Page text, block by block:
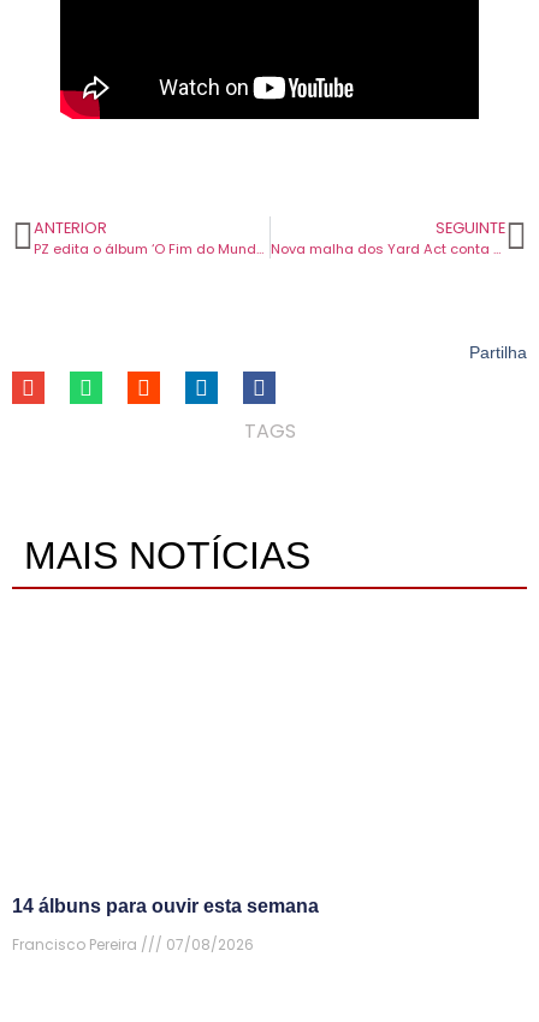
ANTERIOR
PZ edita o álbum ‘O Fim do Mundo em Cuecas’ e marca concertos de apresentação.
SEGUINTE
Nova malha dos Yard Act conta com Katy J Pearson e David Thewlis.
Partilha
TAGS
MAIS NOTÍCIAS
14 álbuns para ouvir esta semana
Francisco Pereira
07/08/2026